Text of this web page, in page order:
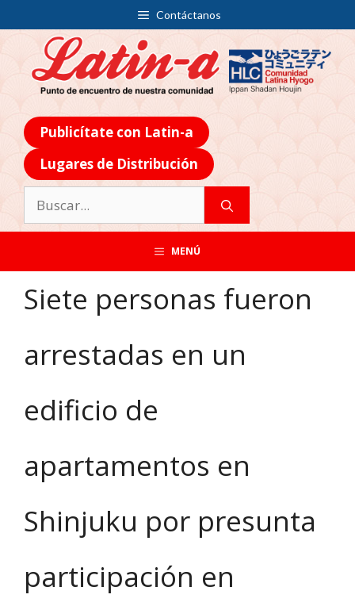
Contáctanos
Publicítate con Latin-a
Lugares de Distribución
MENÚ
Siete personas fueron
arrestadas en un
edificio de
apartamentos en
Shinjuku por presunta
participación en